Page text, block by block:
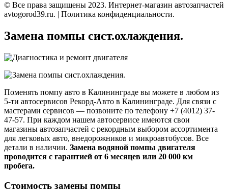
© Все права защищены 2023. Интернет-магазин автозапчастей
avtogorod39.ru. | Политика конфиденциальности.
Замена помпы сист.охлаждения.
Поменять помпу авто в Калининграде вы можете в любом из
5-ти автосервисов Рекорд-Авто в Калининграде. Для связи с
мастерами сервисов — позвоните по телефону +7 (4012) 37-
47-57. При каждом нашем автосервисе имеются свои
магазины автозапчастей с рекордным выбором ассортимента
для легковых авто, внедорожников и микроавтобусов. Все
детали в наличии. Замена водяной помпы двигателя
проводится с гарантией от 6 месяцев или 20 000 км
пробега.
Стоимость замены помпы